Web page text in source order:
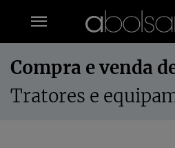
Compra e venda
Tratores e